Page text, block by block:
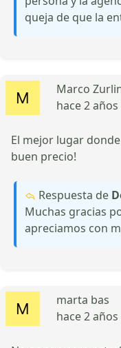
queja de que la
Marco
hace 2 años
El mejor lugar
buen precio!
Respuesta de
Muchas gracias
apreciamos con
marta bas
hace 2 años